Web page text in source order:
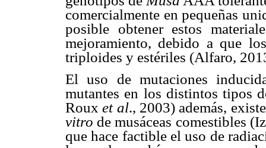
comercialmente en pequeñas
posible obtener estos
mejoramiento, debido a que
triploides y estériles (Alfaro,
El uso de mutaciones
mutantes en los distintos tipos
Rouxet al., 2003) además,
vitro de musáceas comestibles
que hace factible el uso de